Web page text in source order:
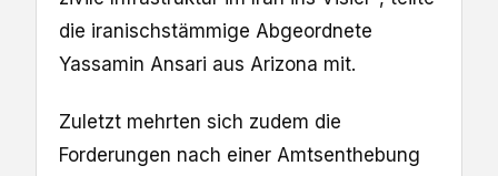
die iranischstämmige Abgeordnete
Yassamin Ansari aus Arizona mit.
Zuletzt mehrten sich zudem die
Forderungen nach einer Amtsenthebung